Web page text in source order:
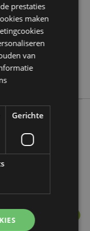
lijn
prestaties
maken
van
Gerichte